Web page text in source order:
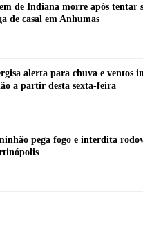
de Indiana morre após tentar
de casal em Anhumas
alerta para chuva e ventos
a partir desta sexta-feira
pega fogo e interdita